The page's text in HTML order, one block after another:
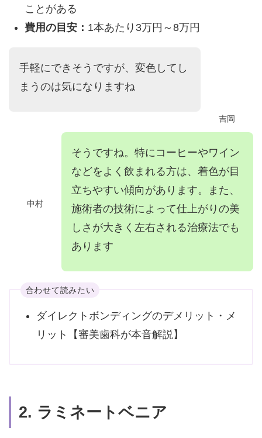
ことがある
費用の目安： 1本あたり3万円～8万円
吉岡
手軽にできそうですが、変色してし
まうのは気になりますね
中村
そうですね。特にコーヒーやワイン
などをよく飲まれる方は、着色が目
立ちやすい傾向があります。また、
施術者の技術によって仕上がりの美
しさが大きく左右される治療法でも
あります
合わせて読みたい
ダイレクトボンディングのデメリット・メ
リット【審美歯科が本音解説】
2. ラミネートベニア